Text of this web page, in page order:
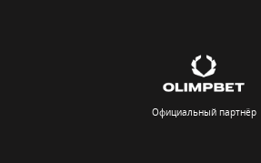
Официальный партнёр